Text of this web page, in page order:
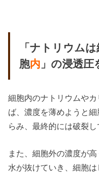
「ナトリウム
胞内 」の浸透
細胞内のナトリウムや
ば、濃度を薄めようと
らみ、最終的には破裂し
また、細胞外の濃度が
水が抜けていき、細胞は